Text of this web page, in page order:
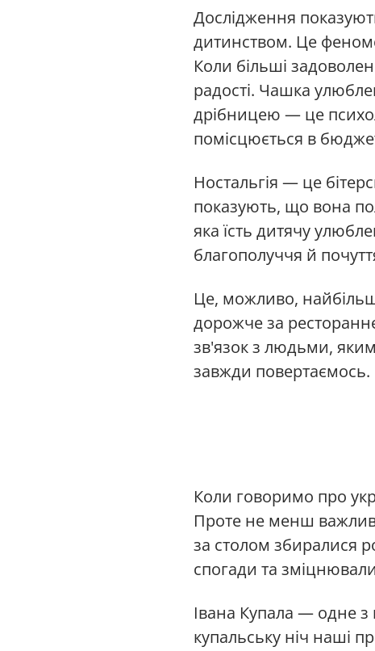
Дослідження
дитинством. Це
Коли більші
радості. Чашка
дрібницею — це
помісцюється в
Ностальгія — це
показують, що вона
яка їсть дитячу
благополуччя й
Це, можливо,
дорожче за
зв'язок з людьми,
завжди повертаємось.
Коли говоримо про
Проте не менш
за столом збиралися
спогади та
Івана Купала — одне з
купальську ніч наші